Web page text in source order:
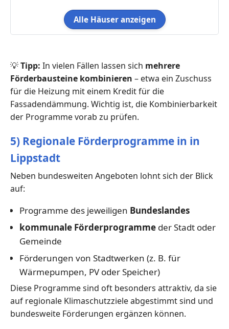
Alle Häuser anzeigen
💡Tipp: In vielen Fällen lassen sich mehrere
Förderbausteine kombinieren – etwa ein Zuschuss
für die Heizung mit einem Kredit für die
Fassadendämmung. Wichtig ist, die Kombinierbarkeit
der Programme vorab zu prüfen.
5) Regionale Förderprogramme in in
Lippstadt
Neben bundesweiten Angeboten lohnt sich der Blick
auf:
Programme des jeweiligen Bundeslandes
kommunale Förderprogrammeder Stadt oder
Gemeinde
Förderungen von Stadtwerken (z. B. für
Wärmepumpen, PV oder Speicher)
Diese Programme sind oft besonders attraktiv, da sie
auf regionale Klimaschutzziele abgestimmt sind und
bundesweite Förderungen ergänzen können.